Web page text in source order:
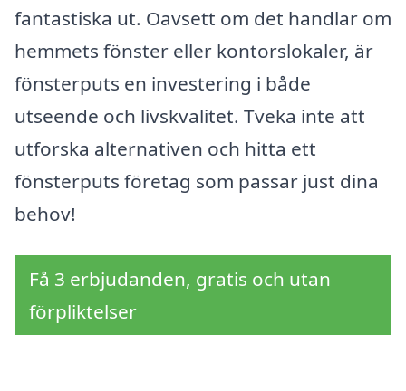
fantastiska ut. Oavsett om det handlar om
hemmets fönster eller kontorslokaler, är
fönsterputs en investering i både
utseende och livskvalitet. Tveka inte att
utforska alternativen och hitta ett
fönsterputs företag som passar just dina
behov!
Få 3 erbjudanden, gratis och utan
förpliktelser